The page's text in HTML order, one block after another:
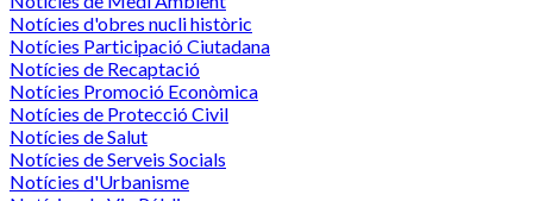
Notícies d'obres nucli històric
Notícies Participació Ciutadana
Notícies de Recaptació
Notícies Promoció Econòmica
Notícies de Protecció Civil
Notícies de Salut
Notícies de Serveis Socials
Notícies d'Urbanisme